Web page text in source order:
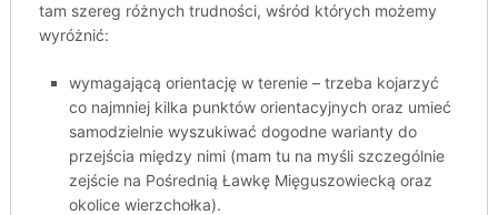
tam szereg różnych trudności, wśród których możemy
wyróżnić:
wymagającą orientację w terenie – trzeba kojarzyć
co najmniej kilka punktów orientacyjnych oraz umieć
samodzielnie wyszukiwać dogodne warianty do
przejścia między nimi (mam tu na myśli szczególnie
zejście na Pośrednią Ławkę Mięguszowiecką oraz
okolice wierzchołka).